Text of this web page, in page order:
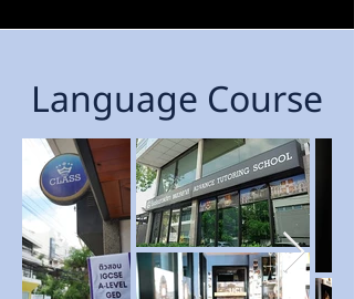
Language Course